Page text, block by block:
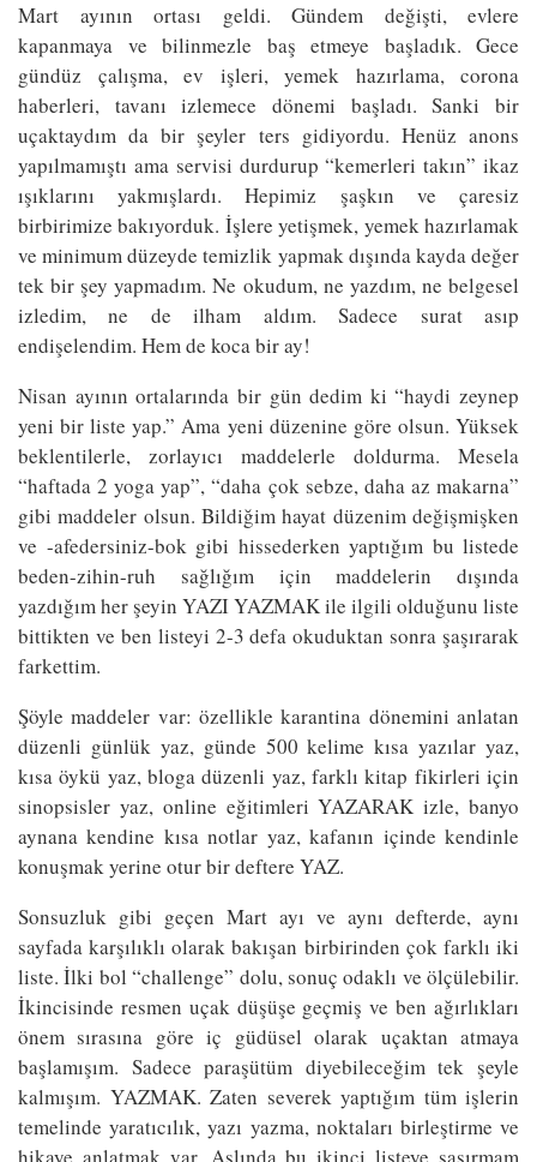
Mart ayının ortası geldi. Gündem değişti, evlere
kapanmaya ve bilinmezle baş etmeye başladık. Gece
gündüz çalışma, ev işleri, yemek hazırlama, corona
haberleri, tavanı izlemece dönemi başladı. Sanki bir
uçaktaydım da bir şeyler ters gidiyordu. Henüz anons
yapılmamıştı ama servisi durdurup “kemerleri takın” ikaz
ışıklarını yakmışlardı. Hepimiz şaşkın ve çaresiz
birbirimize bakıyorduk. İşlere yetişmek, yemek hazırlamak
ve minimum düzeyde temizlik yapmak dışında kayda değer
tek bir şey yapmadım. Ne okudum, ne yazdım, ne belgesel
izledim, ne de ilham aldım. Sadece surat asıp
endişelendim. Hem de koca bir ay!
Nisan ayının ortalarında bir gün dedim ki “haydi zeynep
yeni bir liste yap.” Ama yeni düzenine göre olsun. Yüksek
beklentilerle, zorlayıcı maddelerle doldurma. Mesela
“haftada 2 yoga yap”, “daha çok sebze, daha az makarna”
gibi maddeler olsun. Bildiğim hayat düzenim değişmişken
ve -afedersiniz-bok gibi hissederken yaptığım bu listede
beden-zihin-ruh sağlığım için maddelerin dışında
yazdığım her şeyin YAZI YAZMAK ile ilgili olduğunu liste
bittikten ve ben listeyi 2-3 defa okuduktan sonra şaşırarak
farkettim.
Şöyle maddeler var: özellikle karantina dönemini anlatan
düzenli günlük yaz, günde 500 kelime kısa yazılar yaz,
kısa öykü yaz, bloga düzenli yaz, farklı kitap fikirleri için
sinopsisler yaz, online eğitimleri YAZARAK izle, banyo
aynana kendine kısa notlar yaz, kafanın içinde kendinle
konuşmak yerine otur bir deftere YAZ.
Sonsuzluk gibi geçen Mart ayı ve aynı defterde, aynı
sayfada karşılıklı olarak bakışan birbirinden çok farklı iki
liste. İlki bol “challenge” dolu, sonuç odaklı ve ölçülebilir.
İkincisinde resmen uçak düşüşe geçmiş ve ben ağırlıkları
önem sırasına göre iç güdüsel olarak uçaktan atmaya
başlamışım. Sadece paraşütüm diyebileceğim tek şeyle
kalmışım. YAZMAK. Zaten severek yaptığım tüm işlerin
temelinde yaratıcılık, yazı yazma, noktaları birleştirme ve